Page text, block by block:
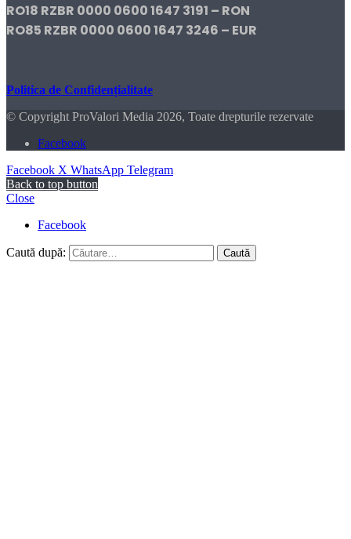
RO18 RZBR 0000 0600 1647 3191 – RON
RO85 RZBR 0000 0600 1647 3246 – EUR
Politica de Confidențialitate
© Copyright ProValori Media 2026, Toate drepturile rezervate
Facebook
Facebook X WhatsApp Telegram
Back to top button
Close
Facebook
Caută după: